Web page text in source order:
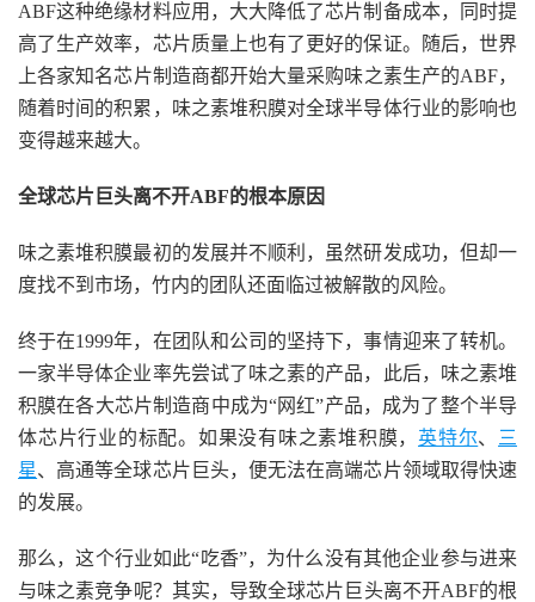
ABF这种绝缘材料应用，大大降低了芯片制备成本，同时提
高了生产效率，芯片质量上也有了更好的保证。随后，世界
上各家知名芯片制造商都开始大量采购味之素生产的ABF，
随着时间的积累，味之素堆积膜对全球半导体行业的影响也
变得越来越大。
全球芯片巨头离不开ABF的根本原因
味之素堆积膜最初的发展并不顺利，虽然研发成功，但却一
度找不到市场，竹内的团队还面临过被解散的风险。
终于在1999年，在团队和公司的坚持下，事情迎来了转机。
一家半导体企业率先尝试了味之素的产品，此后，味之素堆
积膜在各大芯片制造商中成为“网红”产品，成为了整个半导
体芯片行业的标配。如果没有味之素堆积膜， 英特尔、
三
星、高通等全球芯片巨头，便无法在高端芯片领域取得快速
的发展。
那么，这个行业如此“吃香”，为什么没有其他企业参与进来
与味之素竞争呢？其实，导致全球芯片巨头离不开ABF的根